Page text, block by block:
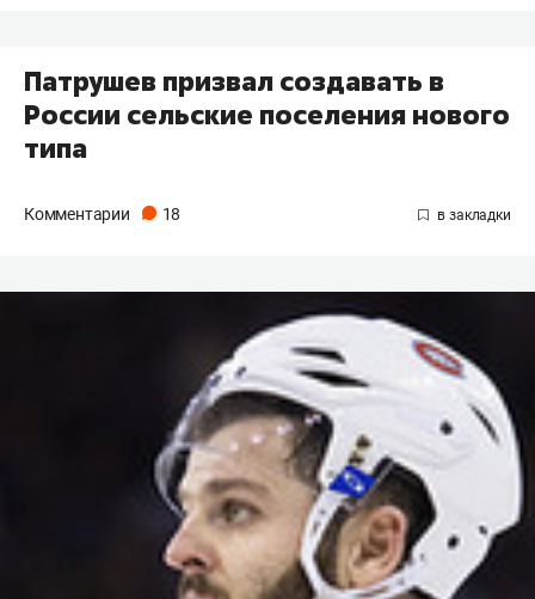
​Патрушев призвал создавать в
России сельские поселения нового
типа
Комментарии 18